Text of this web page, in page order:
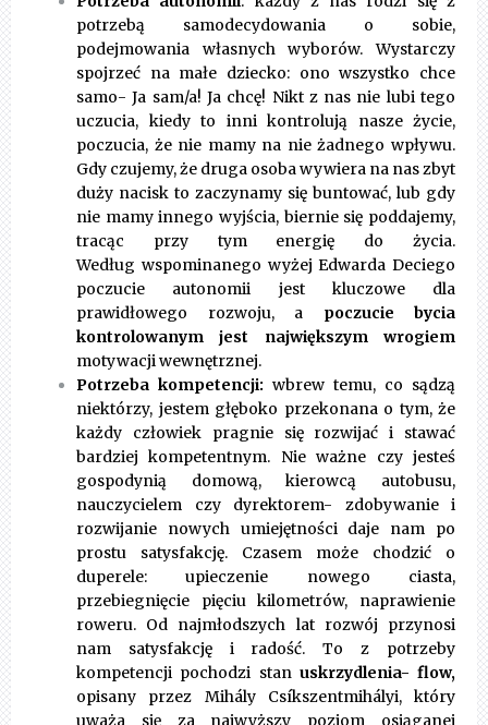
potrzebą samodecydowania o sobie,
podejmowania własnych wyborów. Wystarczy
spojrzeć na małe dziecko: ono wszystko chce
samo- Ja sam/a! Ja chcę! Nikt z nas nie lubi tego
uczucia, kiedy to inni kontrolują nasze życie,
poczucia, że nie mamy na nie żadnego wpływu.
Gdy czujemy, że druga osoba wywiera na nas zbyt
duży nacisk to zaczynamy się buntować, lub gdy
nie mamy innego wyjścia, biernie się poddajemy,
tracąc przy tym energię do życia.
Według wspominanego wyżej Edwarda Deciego
poczucie autonomii jest kluczowe dla
prawidłowego rozwoju, a poczucie bycia
kontrolowanym jest największym wrogiem
motywacji wewnętrznej.
Potrzeba kompetencji: wbrew temu, co sądzą
niektórzy, jestem głęboko przekonana o tym, że
każdy człowiek pragnie się rozwijać i stawać
bardziej kompetentnym. Nie ważne czy jesteś
gospodynią domową, kierowcą autobusu,
nauczycielem czy dyrektorem- zdobywanie i
rozwijanie nowych umiejętności daje nam po
prostu satysfakcję. Czasem może chodzić o
duperele: upieczenie nowego ciasta,
przebiegnięcie pięciu kilometrów, naprawienie
roweru. Od najmłodszych lat rozwój przynosi
nam satysfakcję i radość. To z potrzeby
kompetencji pochodzi stan uskrzydlenia- flow,
opisany przez Mihály Csíkszentmihályi, który
uważa się za najwyższy poziom osiąganej